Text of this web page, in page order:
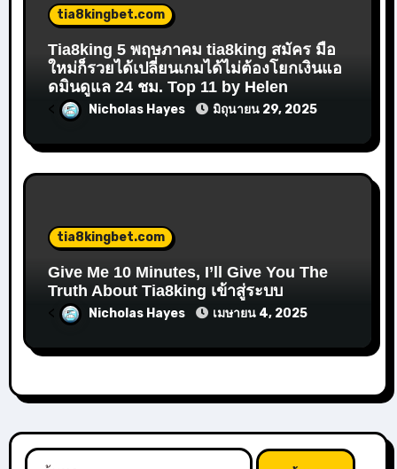
tia8kingbet.com
Tia8king 5 พฤษภาคม tia8king สมัคร มือ
ใหม่ก็รวยได้เปลี่ยนเกมได้ไม่ต้องโยกเงินแอ
ดมินดูแล 24 ชม. Top 11 by Helen
< Nicholas Hayes มิถุนายน 29, 2025
tia8kingbet.com
Give Me 10 Minutes, I’ll Give You The
Truth About Tia8king เข้าสู่ระบบ
< Nicholas Hayes เมษายน 4, 2025
ค้นหา